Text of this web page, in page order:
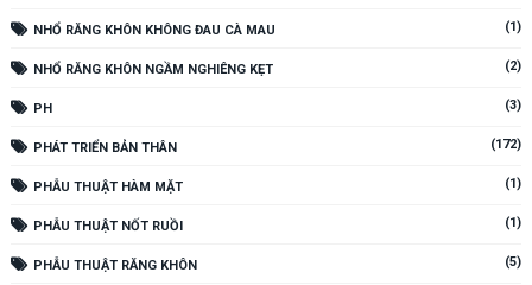
NHỔ RĂNG KHÔN KHÔNG ĐAU CÀ MAU (1)
NHỔ RĂNG KHÔN NGẦM NGHIÊNG KẸT (2)
PH (3)
PHÁT TRIỂN BẢN THÂN (172)
PHẪU THUẬT HÀM MẶT (1)
PHẪU THUẬT NỐT RUỒI (1)
PHẪU THUẬT RĂNG KHÔN (5)